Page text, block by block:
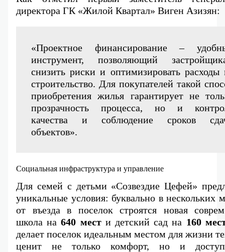
директора ГК «Жилой Квартал» Виген Азизян:
«Проектное финансирование –
инструмент, позволяющий
снизить риски и оптимизировать расходы
строительство. Для покупателей такой
приобретения жилья гарантирует не
прозрачность процесса, но и
качества и соблюдение сроков
объектов».
Социальная инфраструктура и управление
Для семей с детьми «Созвездие Цефей»
уникальные условия: буквально в нескольких
от въезда в поселок строятся новая
школа на 640 мест и детский сад на 160
делает поселок идеальным местом для жизни
ценит не только комфорт, но и